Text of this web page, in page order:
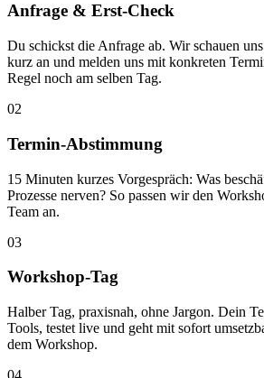
Anfrage & Erst-Check
Du schickst die Anfrage ab. Wir schauen
kurz an und melden uns mit konkreten
Regel noch am selben Tag.
02
Termin-Abstimmung
15 Minuten kurzes Vorgespräch: Was
Prozesse nerven? So passen wir den
Team an.
03
Workshop-Tag
Halber Tag, praxisnah, ohne Jargon. Dein
Tools, testet live und geht mit sofort
dem Workshop.
04